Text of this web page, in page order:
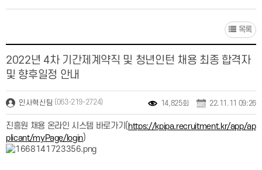
목록
2022년 4차 기간제계약직 및 청년인턴 채용 최종 합격자
및 향후일정 안내
인사혁신팀 (063-219-2724) 14,825회 22.11.11 09:26
진흥원 채용 온라인 시스템 바로가기( https://kpipa.recruitment.kr/app/ap
plicant/myPage/login)